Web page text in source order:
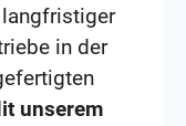
in der
unserem